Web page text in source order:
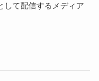
して配信するメディア